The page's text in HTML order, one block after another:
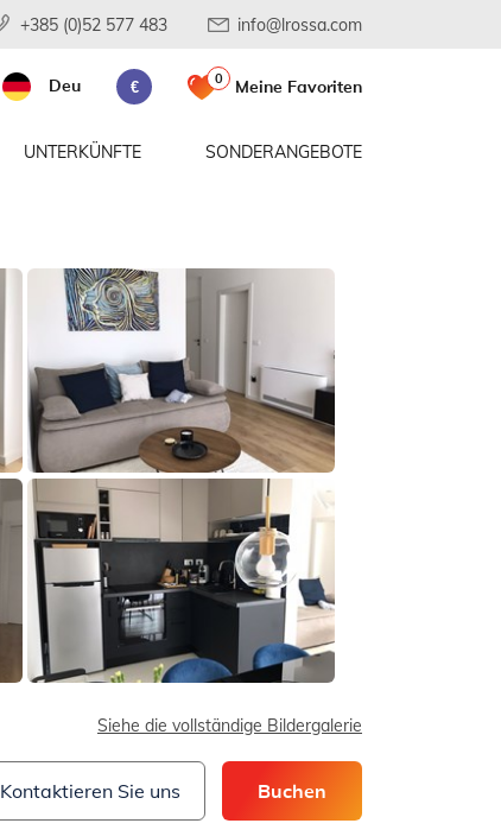
+385 (0)52 577 483 info@lrossa.com
UNTERKÜNFTE SONDERANGEBOTE
Deu € 0 Meine Favoriten
Siehe die vollständige Bildergalerie
Kontaktieren Sie uns Buchen